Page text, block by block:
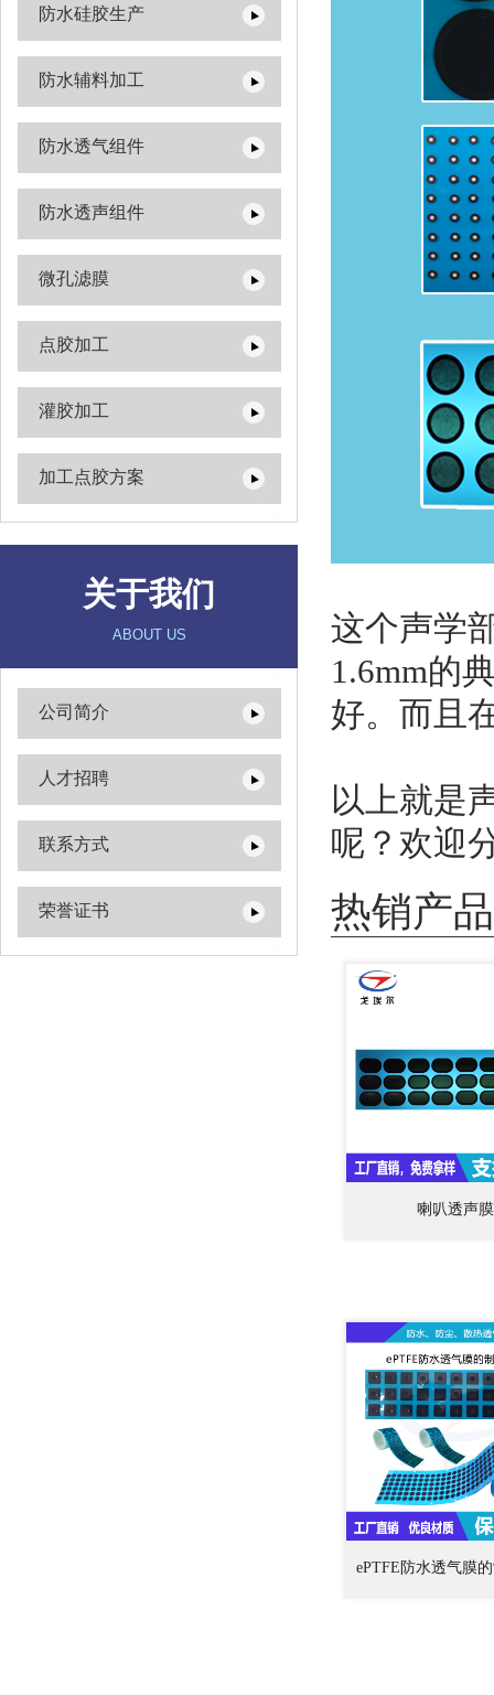
防水硅胶生产
防水辅料加工
防水透气组件
防水透声组件
微孔滤膜
点胶加工
灌胶加工
加工点胶方案
关于我们
ABOUT US
公司简介
人才招聘
联系方式
荣誉证书
这个声学
1.6mm的
好。而且
以上就是
呢？欢迎
热销产
喇叭透声膜
ePTFE防水透气膜